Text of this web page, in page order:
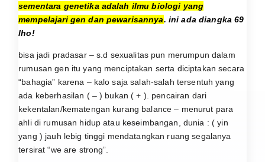
sementara genetika adalah ilmu biologi yang
mempelajari gen dan pewarisannya. ini ada diangka 69
lho!
bisa jadi pradasar – s.d sexualitas pun merumpun dalam
rumusan gen itu yang menciptakan serta diciptakan secara
“bahagia” karena – kalo saja salah-salah tersentuh yang
ada keberhasilan ( – ) bukan ( + ). pencairan dari
kekentalan/kematengan kurang balance – menurut para
ahli di rumusan hidup atau keseimbangan, dunia : ( yin
yang ) jauh lebig tinggi mendatangkan ruang segalanya
tersirat “we are strong”.